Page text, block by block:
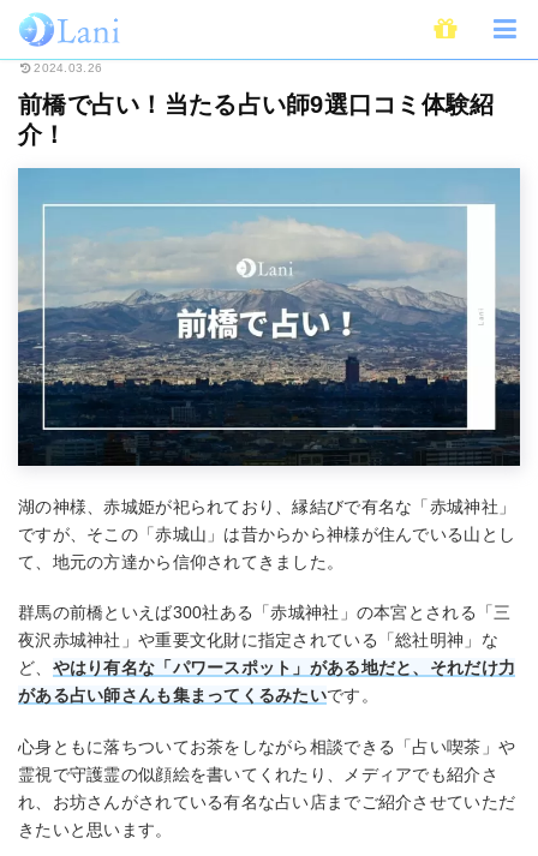
ホーム 占い 前橋で占い！当たる占い師9選口コミ体験
2024.03.26
前橋で占い！当たる占い師9選口コミ体験紹
介！
湖の神様、赤城姫が祀られており、縁結びで有名な「赤城神社」
ですが、そこの「赤城山」は昔からから神様が住んでいる山とし
て、地元の方達から信仰されてきました。
群馬の前橋といえば300社ある「赤城神社」の本宮とされる「三
夜沢赤城神社」や重要文化財に指定されている「総社明神」な
ど、 やはり有名な「パワースポット」がある地だと、それだけ力
がある占い師さんも集まってくるみたいです。
心身ともに落ちついてお茶をしながら相談できる「占い喫茶」や
霊視で守護霊の似顔絵を書いてくれたり、メディアでも紹介さ
れ、お坊さんがされている有名な占い店までご紹介させていただ
きたいと思います。